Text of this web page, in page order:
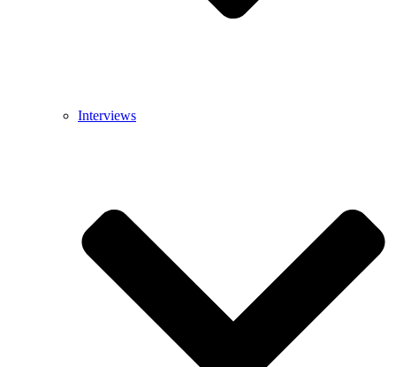
Interviews